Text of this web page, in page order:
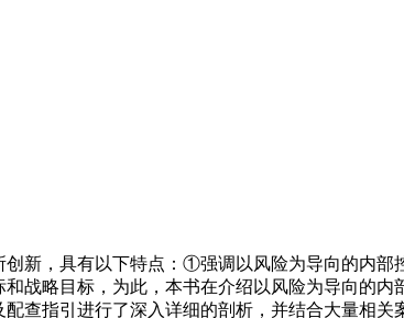
，具有以下特点：①强调以风险为导向的内部
战略目标，为此，本书在介绍以风险为导向的
查指引进行了深入详细的剖析，并结合大量相关